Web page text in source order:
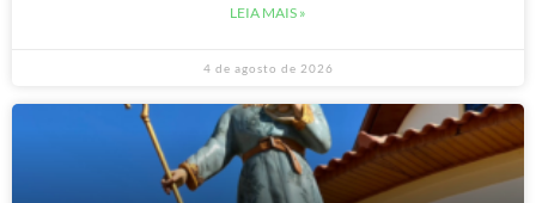
LEIA MAIS »
4 de agosto de 2026